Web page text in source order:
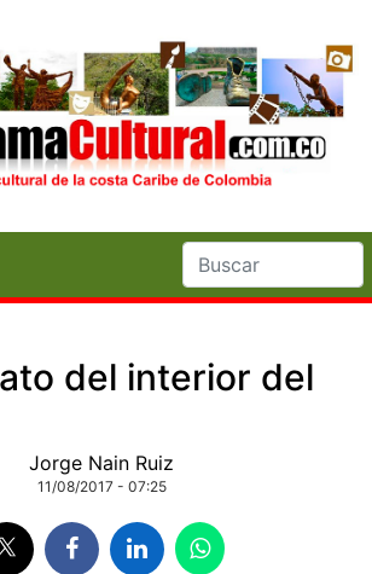
del interior del
Jorge Nain Ruiz
11/08/2017 - 07:25